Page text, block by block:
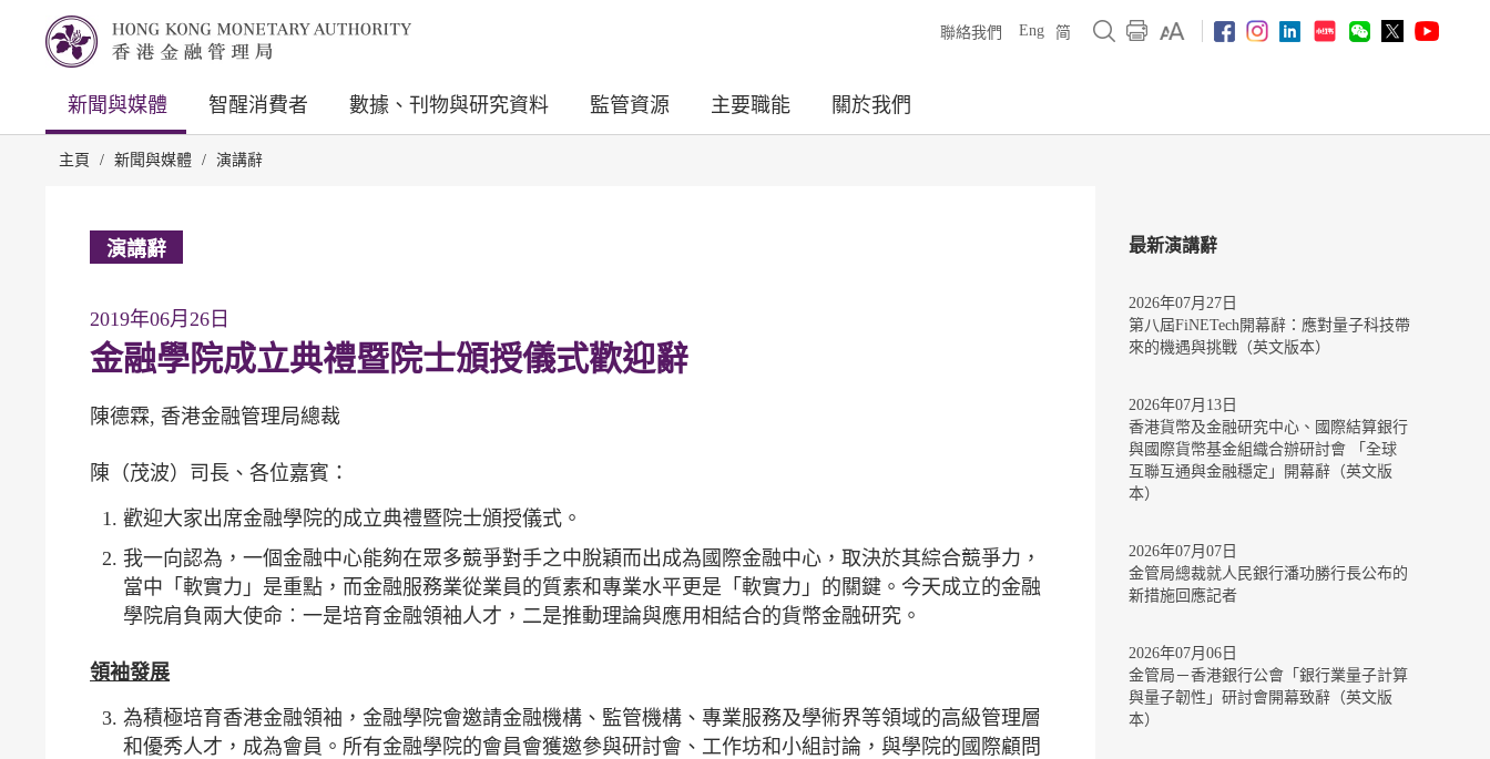
聯絡我們 Eng 简
新聞與媒體 智醒消費者 數據、刊物與研究資料 監管資源 主要職能 關於我們
主頁 / 新聞與媒體 / 演講辭
演講辭
2019年06月26日
金融學院成立典禮暨院士頒授儀式歡迎辭
陳德霖, 香港金融管理局總裁
陳（茂波）司長、各位嘉賓：
歡迎大家出席金融學院的成立典禮暨院士頒授儀式。
我一向認為，一個金融中心能夠在眾多競爭對手之中脫穎而出成為國際金融中心，取決於其綜合競爭力，
當中「軟實力」是重點，而金融服務業從業員的質素和專業水平更是「軟實力」的關鍵。今天成立的金融
學院肩負兩大使命︰一是培育金融領袖人才，二是推動理論與應用相結合的貨幣金融研究。
領袖發展
為積極培育香港金融領袖，金融學院會邀請金融機構、監管機構、專業服務及學術界等領域的高級管理層
和優秀人才，成為會員。所有金融學院的會員會獲邀參與研討會、工作坊和小組討論，與學院的國際顧問
最新演講辭
2026年07月27日
第八屆FiNETech開幕辭：應對量子科技帶
來的機遇與挑戰（英文版本）
2026年07月13日
香港貨幣及金融研究中心、國際結算銀行
與國際貨幣基金組織合辦研討會 「全球
互聯互通與金融穩定」開幕辭（英文版
本）
2026年07月07日
金管局總裁就人民銀行潘功勝行長公布的
新措施回應記者
2026年07月06日
金管局－香港銀行公會「銀行業量子計算
與量子韌性」研討會開幕致辭（英文版
本）